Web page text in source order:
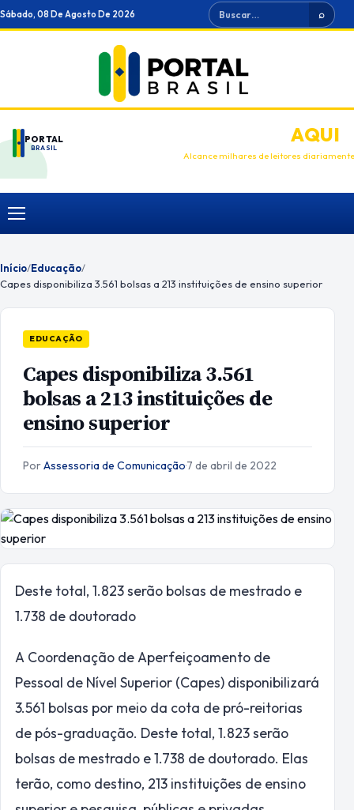
Ir
para
Sábado, 08 De Agosto De 2026 Buscar ⌕
PORTAL
BRASIL
ANUNCIEAQUI
Alcance milhares de leitores diariamente
Menu
Início/Educação/
Capes disponibiliza 3.561 bolsas a 213 instituições de ensino superior
EDUCAÇÃO
Capes disponibiliza 3.561
bolsas a 213 instituições de
ensino superior
PorAssessoria de Comunicação·7 de abril de 2022
Deste total, 1.823 serão bolsas de mestrado e
1.738 de doutorado
A Coordenação de Aperfeiçoamento de
Pessoal de Nível Superior (Capes) disponibilizará
3.561 bolsas por meio da cota de pró-reitorias
de pós-graduação. Deste total, 1.823 serão
bolsas de mestrado e 1.738 de doutorado. Elas
terão, como destino, 213 instituições de ensino